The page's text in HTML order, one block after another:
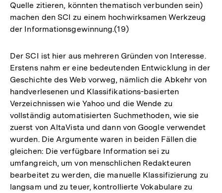
Quelle zitieren, könnten thematisch verbunden sein)
machen den SCI zu einem hochwirksamen Werkzeug
der Informationsgewinnung.(19)
Der SCI ist hier aus mehreren Gründen von Interesse.
Erstens nahm er eine bedeutenden Entwicklung in der
Geschichte des Web vorweg, nämlich die Abkehr von
handverlesenen und Klassifikations-basierten
Verzeichnissen wie Yahoo und die Wende zu
vollständig automatisierten Suchmethoden, wie sie
zuerst von AltaVista und dann von Google verwendet
wurden. Die Argumente waren in beiden Fällen die
gleichen: Die verfügbare Information sei zu
umfangreich, um von menschlichen Redakteuren
bearbeitet zu werden, die manuelle Klassifizierung zu
langsam und zu teuer, kontrollierte Vokabulare zu